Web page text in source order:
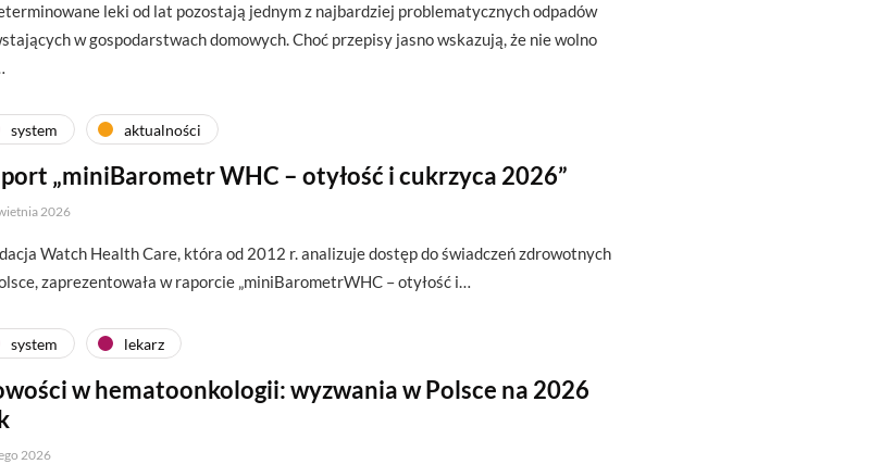
leki od lat pozostają jednym z najbardziej problematycznych odpadów
w gospodarstwach domowych. Choć przepisy jasno wskazują, że nie wolno
system aktualności
„miniBarometr WHC – otyłość i cukrzyca 2026”
2026
Watch Health Care, która od 2012 r. analizuje dostęp do świadczeń zdrowotnych
zaprezentowała w raporcie „miniBarometrWHC – otyłość i…
system lekarz
w hematoonkologii: wyzwania w Polsce na 2026
2026